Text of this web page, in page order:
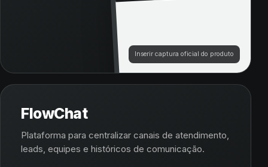
Inserir captura oficial do produto
FlowChat
Plataforma para centralizar canais de atendimento,
leads, equipes e históricos de comunicação.